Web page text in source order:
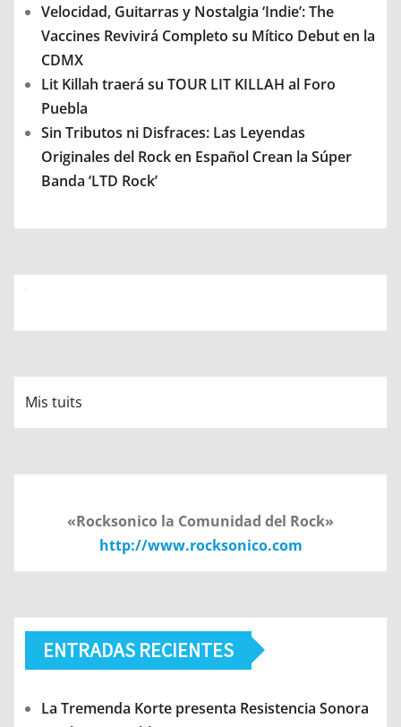
Velocidad, Guitarras y Nostalgia ‘Indie’: The
Vaccines Revivirá Completo su Mítico Debut en la
CDMX
Lit Killah traerá su TOUR LIT KILLAH al Foro
Puebla
Sin Tributos ni Disfraces: Las Leyendas
Originales del Rock en Español Crean la Súper
Banda ‘LTD Rock’
Mis tuits
«Rocksonico la Comunidad del Rock»
http://www.rocksonico.com
ENTRADAS RECIENTES
La Tremenda Korte presenta Resistencia Sonora